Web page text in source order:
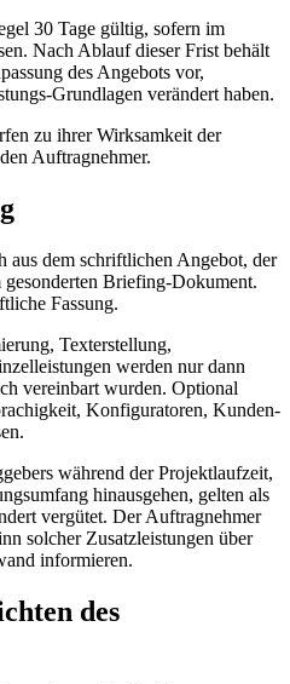
30 Tage gültig, sofern im
Nach Ablauf dieser Frist behält
des Angebots vor,
Grundlagen verändert haben.
zu ihrer Wirksamkeit der
Auftragnehmer.
aus dem schriftlichen Angebot, der
Briefing-Dokument.
Fassung.
Texterstellung,
werden nur dann
vereinbart wurden. Optional
Konfiguratoren, Kunden-
während der Projektlaufzeit,
hinausgehen, gelten als
vergütet. Der Auftragnehmer
solcher Zusatzleistungen über
informieren.
des